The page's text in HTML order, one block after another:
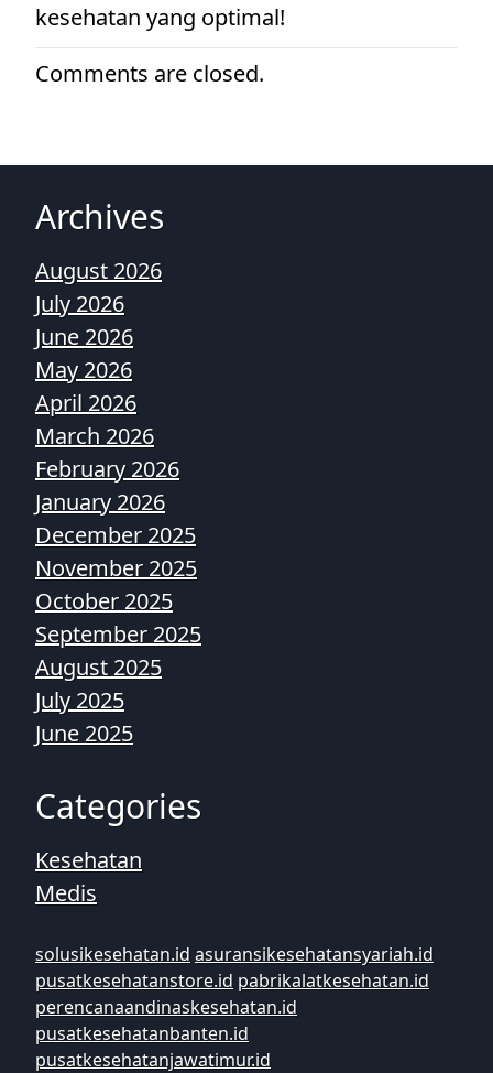
kesehatan yang optimal!
Comments are closed.
Archives
August 2026
July 2026
June 2026
May 2026
April 2026
March 2026
February 2026
January 2026
December 2025
November 2025
October 2025
September 2025
August 2025
July 2025
June 2025
Categories
Kesehatan
Medis
solusikesehatan.id asuransikesehatansyariah.id
pusatkesehatanstore.id pabrikalatkesehatan.id
perencanaandinaskesehatan.id
pusatkesehatanbanten.id
pusatkesehatanjawatimur.id